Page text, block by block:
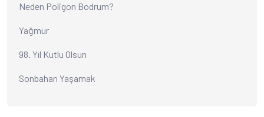
Neden Poligon Bodrum?
Yağmur
98. Yıl Kutlu Olsun
Sonbaharı Yaşamak